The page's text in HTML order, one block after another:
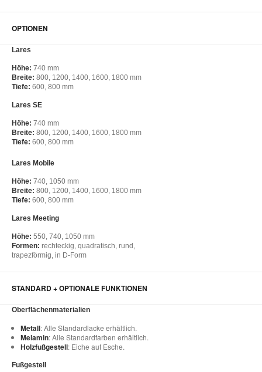
OPTIONEN
Lares
Höhe: 740 mm
Breite: 800, 1200, 1400, 1600, 1800 mm
Tiefe: 600, 800 mm
Lares SE
Höhe: 740 mm
Breite: 800, 1200, 1400, 1600, 1800 mm
Tiefe: 600, 800 mm
Lares Mobile
Höhe: 740, 1050 mm
Breite: 800, 1200, 1400, 1600, 1800 mm
Tiefe: 600, 800 mm
Lares Meeting
Höhe: 550, 740, 1050 mm
Formen: rechteckig, quadratisch, rund,
trapezförmig, in D-Form
STANDARD + OPTIONALE FUNKTIONEN
Oberflächenmaterialien
Metall: Alle Standardlacke erhältlich.
Melamin: Alle Standardfarben erhältlich.
Holzfußgestell: Eiche auf Esche.
Fußgestell